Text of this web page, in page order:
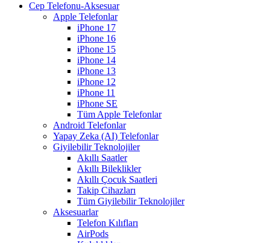
Cep Telefonu-Aksesuar
Apple Telefonlar
iPhone 17
iPhone 16
iPhone 15
iPhone 14
iPhone 13
iPhone 12
iPhone 11
iPhone SE
Tüm Apple Telefonlar
Android Telefonlar
Yapay Zeka (AI) Telefonlar
Giyilebilir Teknolojiler
Akıllı Saatler
Akıllı Bileklikler
Akıllı Çocuk Saatleri
Takip Cihazları
Tüm Giyilebilir Teknolojiler
Aksesuarlar
Telefon Kılıfları
AirPods